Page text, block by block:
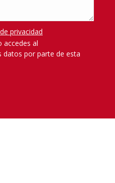
privacidad
accedes al
datos por parte de esta